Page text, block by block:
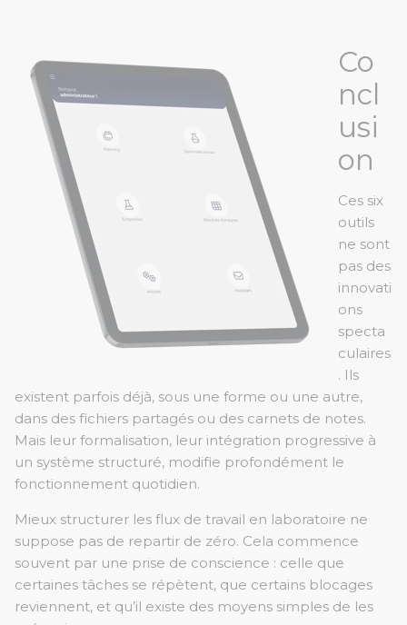
Co
ncl
usi
on
Ces six
outils
ne sont
pas des
innovati
ons
specta
culaires
. Ils
existent parfois déjà, sous une forme ou une autre,
dans des fichiers partagés ou des carnets de notes.
Mais leur formalisation, leur intégration progressive à
un système structuré, modifie profondément le
fonctionnement quotidien.
Mieux structurer les flux de travail en laboratoire ne
suppose pas de repartir de zéro. Cela commence
souvent par une prise de conscience : celle que
certaines tâches se répètent, que certains blocages
reviennent, et qu’il existe des moyens simples de les